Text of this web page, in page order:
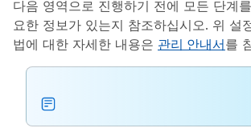
다음 영역으로 진행하기 전에 모든 단계
요한 정보가 있는지 참조하십시오. 위 설
법에 대한 자세한 내용은 관리 안내서를